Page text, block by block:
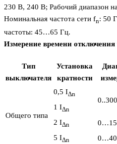
230 В, 240 В; Рабочий диапазон
Номинальная частота сети fn: 50
частоты: 45…65 Гц.
Измерение времени отключения
Тип
выключателя
Установка
кратности
Общего типа
0,5 IΔn
1 IΔn
2 IΔn
5 IΔn